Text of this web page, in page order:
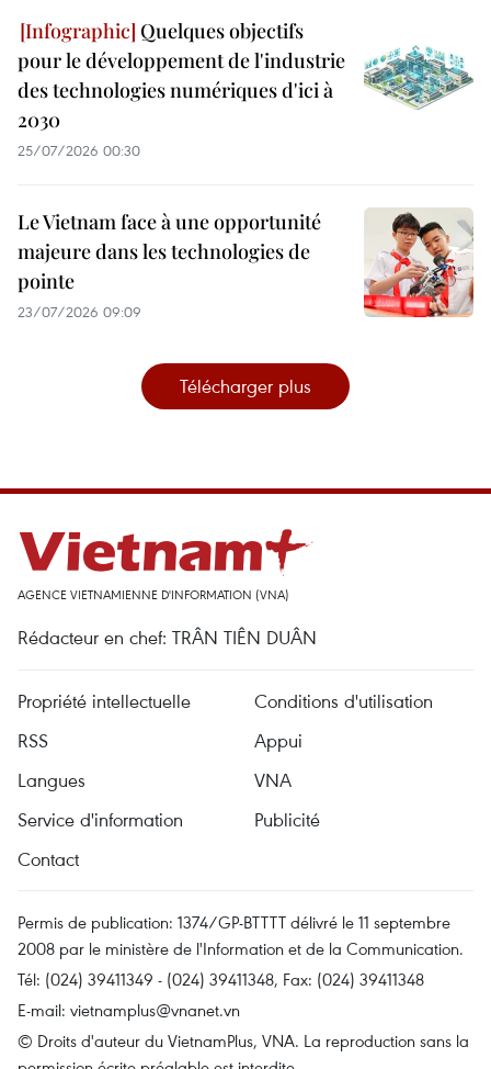
Quelques objectifs
pour le développement de l'industrie
des technologies numériques d'ici à
2030
25/07/2026 00:30
Le Vietnam face à une opportunité
majeure dans les technologies de
pointe
23/07/2026 09:09
Télécharger plus
AGENCE VIETNAMIENNE D'INFORMATION (VNA)
Rédacteur en chef: TRÂN TIÊN DUÂN
Propriété intellectuelle
Conditions d'utilisation
RSS
Appui
Langues
VNA
Service d'information
Publicité
Contact
Permis de publication: 1374/GP-BTTTT délivré le 11 septembre
2008 par le ministère de l'Information et de la Communication.
Tél: (024) 39411349 - (024) 39411348, Fax: (024) 39411348
E-mail: vietnamplus@vnanet.vn
© Droits d'auteur du VietnamPlus, VNA. La reproduction sans la